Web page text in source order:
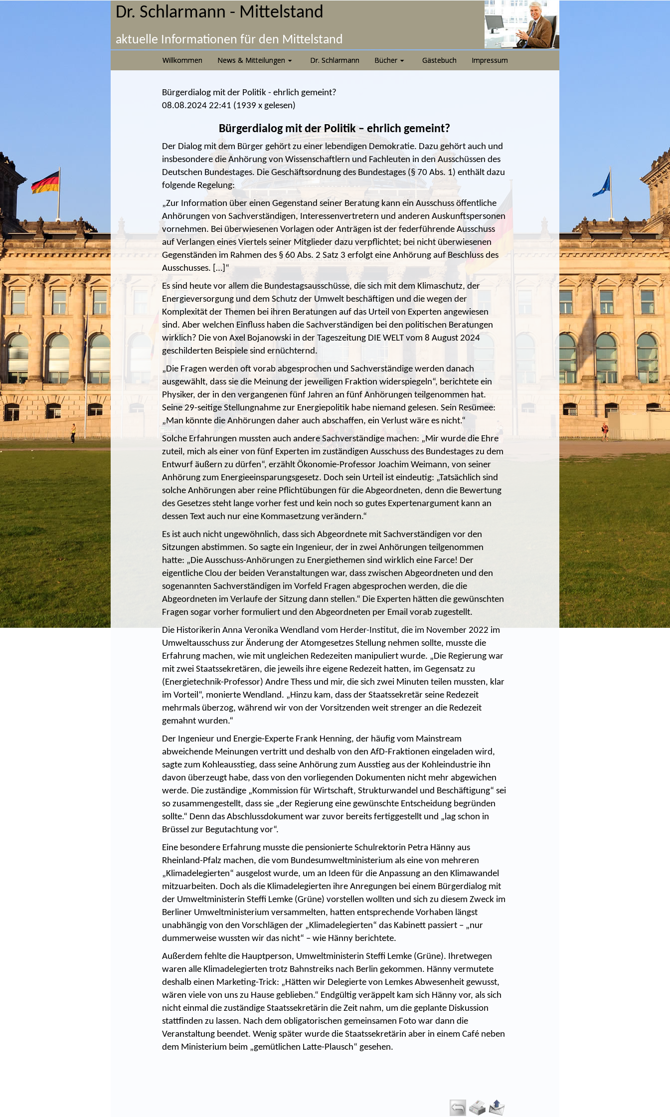
Dr. Schlarmann - Mittelstand
aktuelle Informationen für den Mittelstand
Willkommen News & Mitteilungen Dr. Schlarmann Bücher Gästebuch Impressum
Bürgerdialog mit der Politik - ehrlich gemeint?
08.08.2024 22:41 (1939 x gelesen)
Bürgerdialog mit der Politik – ehrlich gemeint?
Der Dialog mit dem Bürger gehört zu einer lebendigen Demokratie. Dazu gehört auch und
insbesondere die Anhörung von Wissenschaftlern und Fachleuten in den Ausschüssen des
Deutschen Bundestages. Die Geschäftsordnung des Bundestages (§ 70 Abs. 1) enthält dazu
folgende Regelung:
„Zur Information über einen Gegenstand seiner Beratung kann ein Ausschuss öffentliche
Anhörungen von Sachverständigen, Interessenvertretern und anderen Auskunftspersonen
vornehmen. Bei überwiesenen Vorlagen oder Anträgen ist der federführende Ausschuss
auf Verlangen eines Viertels seiner Mitglieder dazu verpflichtet; bei nicht überwiesenen
Gegenständen im Rahmen des § 60 Abs. 2 Satz 3 erfolgt eine Anhörung auf Beschluss des
Ausschusses. […]“
Es sind heute vor allem die Bundestagsausschüsse, die sich mit dem Klimaschutz, der
Energieversorgung und dem Schutz der Umwelt beschäftigen und die wegen der
Komplexität der Themen bei ihren Beratungen auf das Urteil von Experten angewiesen
sind. Aber welchen Einfluss haben die Sachverständigen bei den politischen Beratungen
wirklich? Die von Axel Bojanowski in der Tageszeitung DIE WELT vom 8 August 2024
geschilderten Beispiele sind ernüchternd.
„Die Fragen werden oft vorab abgesprochen und Sachverständige werden danach
ausgewählt, dass sie die Meinung der jeweiligen Fraktion widerspiegeln“, berichtete ein
Physiker, der in den vergangenen fünf Jahren an fünf Anhörungen teilgenommen hat.
Seine 29-seitige Stellungnahme zur Energiepolitik habe niemand gelesen. Sein Resümee:
„Man könnte die Anhörungen daher auch abschaffen, ein Verlust wäre es nicht.“
Solche Erfahrungen mussten auch andere Sachverständige machen: „Mir wurde die Ehre
zuteil, mich als einer von fünf Experten im zuständigen Ausschuss des Bundestages zu dem
Entwurf äußern zu dürfen“, erzählt Ökonomie-Professor Joachim Weimann, von seiner
Anhörung zum Energieeinsparungsgesetz. Doch sein Urteil ist eindeutig: „Tatsächlich sind
solche Anhörungen aber reine Pflichtübungen für die Abgeordneten, denn die Bewertung
des Gesetzes steht lange vorher fest und kein noch so gutes Expertenargument kann an
dessen Text auch nur eine Kommasetzung verändern.“
Es ist auch nicht ungewöhnlich, dass sich Abgeordnete mit Sachverständigen vor den
Sitzungen abstimmen. So sagte ein Ingenieur, der in zwei Anhörungen teilgenommen
hatte: „Die Ausschuss-Anhörungen zu Energiethemen sind wirklich eine Farce! Der
eigentliche Clou der beiden Veranstaltungen war, dass zwischen Abgeordneten und den
sogenannten Sachverständigen im Vorfeld Fragen abgesprochen werden, die die
Abgeordneten im Verlaufe der Sitzung dann stellen.“ Die Experten hätten die gewünschten
Fragen sogar vorher formuliert und den Abgeordneten per Email vorab zugestellt.
Die Historikerin Anna Veronika Wendland vom Herder-Institut, die im November 2022 im
Umweltausschuss zur Änderung der Atomgesetzes Stellung nehmen sollte, musste die
Erfahrung machen, wie mit ungleichen Redezeiten manipuliert wurde. „Die Regierung war
mit zwei Staatssekretären, die jeweils ihre eigene Redezeit hatten, im Gegensatz zu
(Energietechnik-Professor) Andre Thess und mir, die sich zwei Minuten teilen mussten, klar
im Vorteil“, monierte Wendland. „Hinzu kam, dass der Staatssekretär seine Redezeit
mehrmals überzog, während wir von der Vorsitzenden weit strenger an die Redezeit
gemahnt wurden.“
Der Ingenieur und Energie-Experte Frank Henning, der häufig vom Mainstream
abweichende Meinungen vertritt und deshalb von den AfD-Fraktionen eingeladen wird,
sagte zum Kohleausstieg, dass seine Anhörung zum Ausstieg aus der Kohleindustrie ihn
davon überzeugt habe, dass von den vorliegenden Dokumenten nicht mehr abgewichen
werde. Die zuständige „Kommission für Wirtschaft, Strukturwandel und Beschäftigung“ sei
so zusammengestellt, dass sie „der Regierung eine gewünschte Entscheidung begründen
sollte.“ Denn das Abschlussdokument war zuvor bereits fertiggestellt und „lag schon in
Brüssel zur Begutachtung vor“.
Eine besondere Erfahrung musste die pensionierte Schulrektorin Petra Hänny aus
Rheinland-Pfalz machen, die vom Bundesumweltministerium als eine von mehreren
„Klimadelegierten“ ausgelost wurde, um an Ideen für die Anpassung an den Klimawandel
mitzuarbeiten. Doch als die Klimadelegierten ihre Anregungen bei einem Bürgerdialog mit
der Umweltministerin Steffi Lemke (Grüne) vorstellen wollten und sich zu diesem Zweck im
Berliner Umweltministerium versammelten, hatten entsprechende Vorhaben längst
unabhängig von den Vorschlägen der „Klimadelegierten“ das Kabinett passiert – „nur
dummerweise wussten wir das nicht“ – wie Hänny berichtete.
Außerdem fehlte die Hauptperson, Umweltministerin Steffi Lemke (Grüne). Ihretwegen
waren alle Klimadelegierten trotz Bahnstreiks nach Berlin gekommen. Hänny vermutete
deshalb einen Marketing-Trick: „Hätten wir Delegierte von Lemkes Abwesenheit gewusst,
wären viele von uns zu Hause geblieben.“ Endgültig veräppelt kam sich Hänny vor, als sich
nicht einmal die zuständige Staatssekretärin die Zeit nahm, um die geplante Diskussion
stattfinden zu lassen. Nach dem obligatorischen gemeinsamen Foto war dann die
Veranstaltung beendet. Wenig später wurde die Staatssekretärin aber in einem Café neben
dem Ministerium beim „gemütlichen Latte-Plausch“ gesehen.